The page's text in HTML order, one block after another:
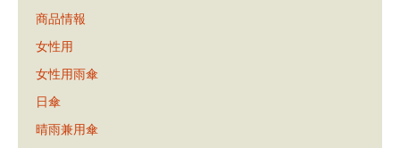
商品情報
女性用
女性用雨傘
日傘
晴雨兼用傘